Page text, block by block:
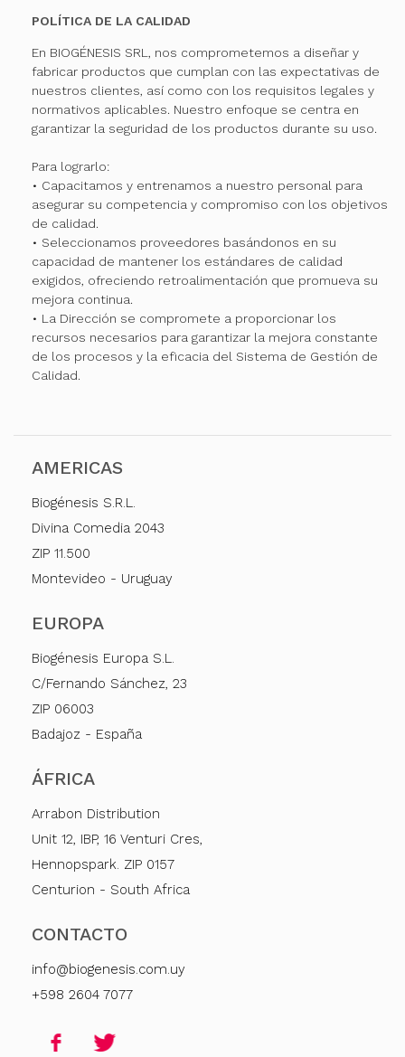
POLÍTICA DE LA CALIDAD
En BIOGÉNESIS SRL, nos comprometemos a diseñar y
fabricar productos que cumplan con las expectativas de
nuestros clientes, así como con los requisitos legales y
normativos aplicables. Nuestro enfoque se centra en
garantizar la seguridad de los productos durante su uso.
Para lograrlo:
• Capacitamos y entrenamos a nuestro personal para
asegurar su competencia y compromiso con los objetivos
de calidad.
• Seleccionamos proveedores basándonos en su
capacidad de mantener los estándares de calidad
exigidos, ofreciendo retroalimentación que promueva su
mejora continua.
• La Dirección se compromete a proporcionar los
recursos necesarios para garantizar la mejora constante
de los procesos y la eficacia del Sistema de Gestión de
Calidad.
AMERICAS
Biogénesis S.R.L.
Divina Comedia 2043
ZIP 11.500
Montevideo - Uruguay
EUROPA
Biogénesis Europa S.L.
C/Fernando Sánchez, 23
ZIP 06003
Badajoz - España
ÁFRICA
Arrabon Distribution
Unit 12, IBP, 16 Venturi Cres,
Hennopspark. ZIP 0157
Centurion - South Africa
CONTACTO
info@biogenesis.com.uy
+598 2604 7077